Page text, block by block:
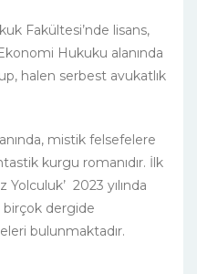
Fakültesi’nde lisans,
Hukuku alanında
halen serbest avukatlık
mistik felsefelere
kurgu romanıdır. İlk
Yolculuk’ 2023 yılında
birçok dergide
bulunmaktadır.